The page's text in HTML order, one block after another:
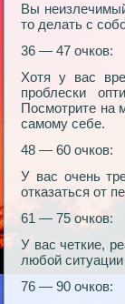
Вы
то делать с
36 — 47 очков:
Хотя у вас
проблески
Посмотрите на
самому себе.
48 — 60 очков:
У вас очень
отказаться от
61 — 75 очков:
У вас четкие,
любой
76 — 90 очков: